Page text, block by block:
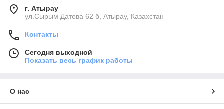
г. Атырау
ул.Сырым Датова 62 б, Атырау, Казахстан
Контакты
Сегодня выходной
Показать весь график работы
О нас